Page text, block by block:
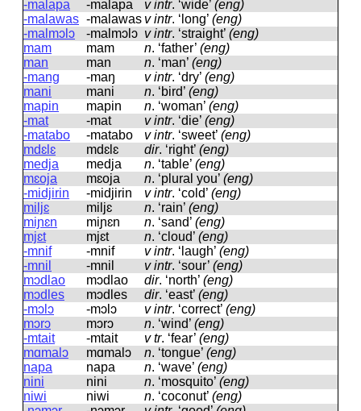
-malapa -malapa v intr. ‘wide’ (eng)
-malawas -malawas v intr. ‘long’ (eng)
-malmɔlɔ
-malmɔlɔ v intr. ‘straight’ (eng)
mam
mam n. ‘father’ (eng)
man
man n. ‘man’ (eng)
-mang
-maŋ v intr. ‘dry’ (eng)
mani
mani n. ‘bird’ (eng)
mapin
mapin n. ‘woman’ (eng)
-mat
-mat v intr. ‘die’ (eng)
-matabo
-matabo v intr. ‘sweet’ (eng)
mdɛlɛ
mdɛlɛ dir. ‘right’ (eng)
medja
medja n. ‘table’ (eng)
mɛoja
mɛoja n. ‘plural you’ (eng)
-midjirin
-midjirin v intr. ‘cold’ (eng)
miljɛ
miljɛ n. ‘rain’ (eng)
miɲɛn
miɲɛn n. ‘sand’ (eng)
mjɛt
mjɛt n. ‘cloud’ (eng)
-mnif
-mnif v intr. ‘laugh’ (eng)
-mnil
-mnil v intr. ‘sour’ (eng)
mɔdlao
mɔdlao dir. ‘north’ (eng)
mɔdles
mɔdles dir. ‘east’ (eng)
-mɔlɔ
-mɔlɔ v intr. ‘correct’ (eng)
mɔrɔ
mɔrɔ n. ‘wind’ (eng)
-mtait
-mtait v tr. ‘fear’ (eng)
mɑmalɔ
mɑmalɔ n. ‘tongue’ (eng)
napa
napa n. ‘wave’ (eng)
nini
nini n. ‘mosquito’ (eng)
niwi
niwi n. ‘coconut’ (eng)